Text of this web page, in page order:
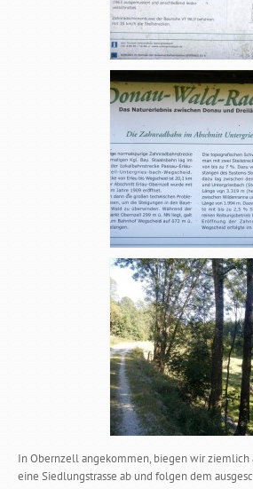
In Obernzell angekommen, biegen wir ziemlich
eine Siedlungstrasse ab und folgen dem